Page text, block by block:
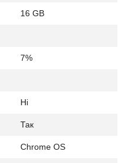
16 GB
7%
Ні
Так
Chrome OS